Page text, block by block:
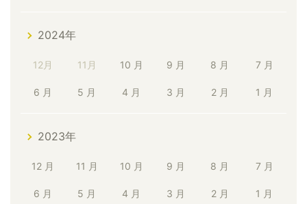
2024年
12月 11月 10 月 9 月 8 月 7 月
6 月 5 月 4 月 3 月 2 月 1 月
2023年
12 月 11 月 10 月 9 月 8 月 7 月
6 月 5 月 4 月 3 月 2 月 1 月